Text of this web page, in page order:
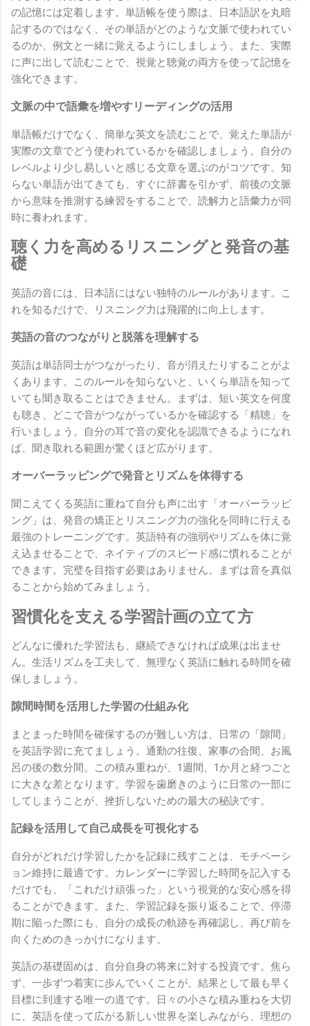
の記憶には定着します。単語帳を使う際は、日本語訳を丸暗
記するのではなく、その単語がどのような文脈で使われてい
るのか、例文と一緒に覚えるようにしましょう。また、実際
に声に出して読むことで、視覚と聴覚の両方を使って記憶を
強化できます。
文脈の中で語彙を増やすリーディングの活用
単語帳だけでなく、簡単な英文を読むことで、覚えた単語が
実際の文章でどう使われているかを確認しましょう。自分の
レベルより少し易しいと感じる文章を選ぶのがコツです。知
らない単語が出てきても、すぐに辞書を引かず、前後の文脈
から意味を推測する練習をすることで、読解力と語彙力が同
時に養われます。
聴く力を高めるリスニングと発音の基
礎
英語の音には、日本語にはない独特のルールがあります。こ
れを知るだけで、リスニング力は飛躍的に向上します。
英語の音のつながりと脱落を理解する
英語は単語同士がつながったり、音が消えたりすることがよ
くあります。このルールを知らないと、いくら単語を知って
いても聞き取ることはできません。まずは、短い英文を何度
も聴き、どこで音がつながっているかを確認する「精聴」を
行いましょう。自分の耳で音の変化を認識できるようになれ
ば、聞き取れる範囲が驚くほど広がります。
オーバーラッピングで発音とリズムを体得する
聞こえてくる英語に重ねて自分も声に出す「オーバーラッピ
ング」は、発音の矯正とリスニング力の強化を同時に行える
最強のトレーニングです。英語特有の強弱やリズムを体に覚
え込ませることで、ネイティブのスピード感に慣れることが
できます。完璧を目指す必要はありません。まずは音を真似
ることから始めてみましょう。
習慣化を支える学習計画の立て方
どんなに優れた学習法も、継続できなければ成果は出ませ
ん。生活リズムを工夫して、無理なく英語に触れる時間を確
保しましょう。
隙間時間を活用した学習の仕組み化
まとまった時間を確保するのが難しい方は、日常の「隙間」
を英語学習に充てましょう。通勤の往復、家事の合間、お風
呂の後の数分間。この積み重ねが、1週間、1か月と経つごと
に大きな差となります。学習を歯磨きのように日常の一部に
してしまうことが、挫折しないための最大の秘訣です。
記録を活用して自己成長を可視化する
自分がどれだけ学習したかを記録に残すことは、モチベーシ
ョン維持に最適です。カレンダーに学習した時間を記入する
だけでも、「これだけ頑張った」という視覚的な安心感を得
ることができます。また、学習記録を振り返ることで、停滞
期に陥った際にも、自分の成長の軌跡を再確認し、再び前を
向くためのきっかけになります。
英語の基礎固めは、自分自身の将来に対する投資です。焦ら
ず、一歩ずつ着実に歩んでいくことが、結果として最も早く
目標に到達する唯一の道です。日々の小さな積み重ねを大切
に、英語を使って広がる新しい世界を楽しみながら、理想の